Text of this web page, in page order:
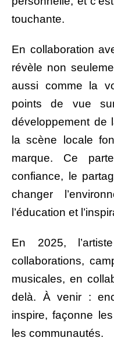
touchante.
En collaboration
révèle non
aussi comme la
points de vue
développement de
la scène locale
marque. Ce
confiance, le
changer
l’éducation et
En 2025,
collaborations,
musicales, en
delà. À venir :
inspire, façonne
les communautés.